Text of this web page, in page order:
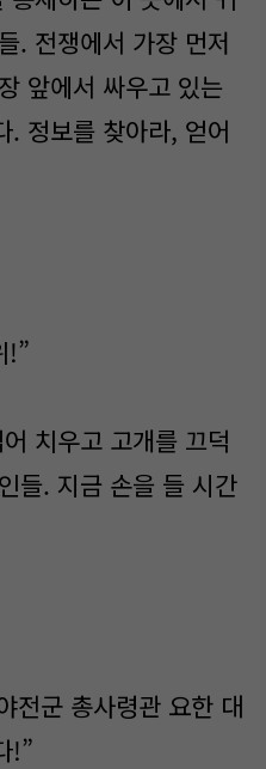
. 전쟁에서 가장 먼저
앞에서 싸우고 있는
. 정보를 찾아라, 얻어
!”
치우고 고개를 끄덕
들. 지금 손을 들 시간
전군 총사령관 요한 대
!”